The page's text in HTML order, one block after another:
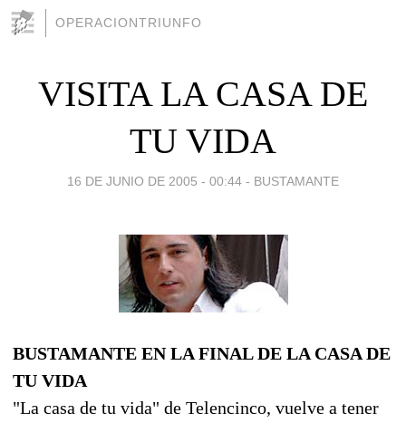
OPERACIONTRIUNFO
VISITA LA CASA DE
TU VIDA
16 DE JUNIO DE 2005 - 00:44 - BUSTAMANTE
BUSTAMANTE EN LA FINAL DE LA CASA DE
TU VIDA
"La casa de tu vida" de Telencinco, vuelve a tener